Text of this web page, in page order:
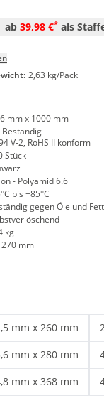
ab 39,98 €* als
39,98 € 0,40 €*/
2,63 kg/Pack
mm x 1000 mm
Beständig
V-2, RoHS II konform
Stück
- Polyamid 6.6
bis +85°C
gegen Öle und
kg
270 mm
mm x 160 mm
mm x 260 mm
schwarz
mm x 200 mm
mm x 280 mm
schwarz
mm x 368 mm